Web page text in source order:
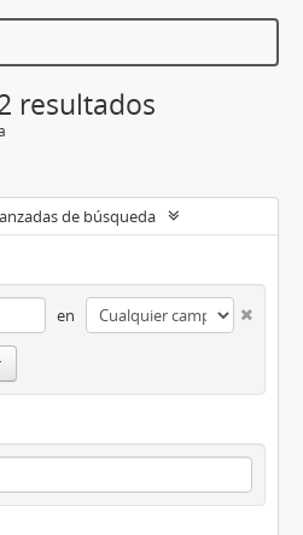
resultados
de búsqueda
en